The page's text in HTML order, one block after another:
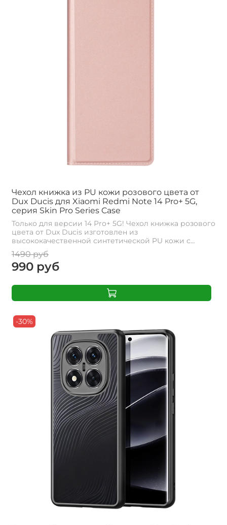
Чехол книжка из PU кожи розового цвета от
Dux Ducis для Xiaomi Redmi Note 14 Pro+ 5G,
серия Skin Pro Series Case
Только для версии 14 Pro+ 5G! Чехол книжка розового
цвета от Dux Ducis изготовлен из
высококачественной синтетической PU кожи с...
1490 руб
990 руб
-30%